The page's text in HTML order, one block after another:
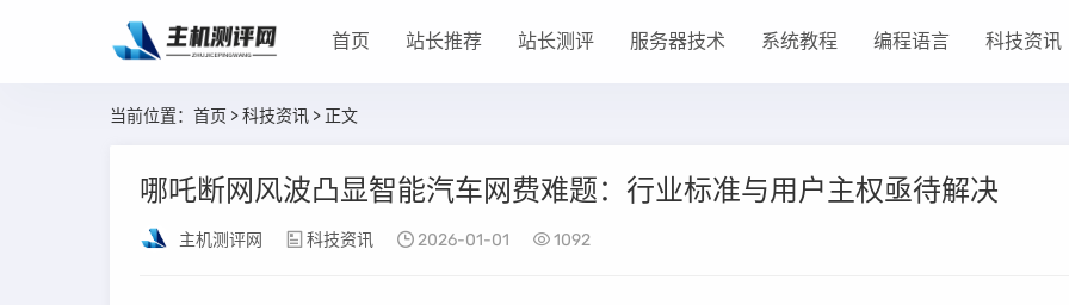
首页 站长推荐 站长测评 服务器技术 系统教程 编程语言 科技资讯
当前位置： 首页 >科技资讯 > 正文
哪吒断网风波凸显智能汽车网费难题：行业标准与用户主权亟待解决
主机测评网 科技资讯 2026-01-01 1092